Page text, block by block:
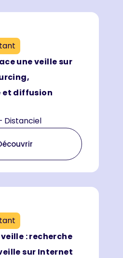
une veille sur
et diffusion
Distanciel
: recherche
sur Internet